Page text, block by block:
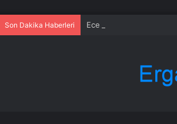
Son Dakika Haberleri Ece Erken’den ‘yasak